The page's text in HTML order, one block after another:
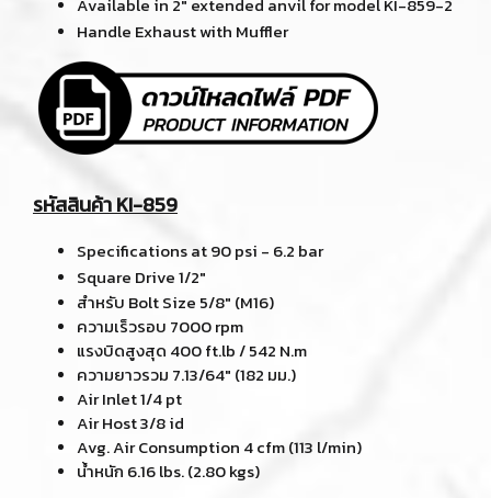
Handle Exhaust with Muffler
รหัสสินค้า KI-859
Specifications at 90 psi - 6.2 bar
Square Drive 1/2"
สำหรับ Bolt Size 5/8" (M16)
ความเร็วรอบ 7000 rpm
แรงบิดสูงสุด 400 ft.lb / 542 N.m
ความยาวรวม 7.13/64" (182 มม.)
Air Inlet 1/4 pt
Air Host 3/8 id
Avg. Air Consumption 4 cfm (113 l/min)
น้ำหนัก 6.16 lbs. (2.80 kgs)